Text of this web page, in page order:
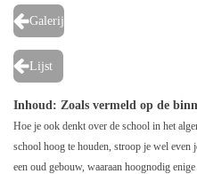
Galerij
Lijst
Inhoud : Zoals vermeld op de
Hoe je ook denkt over de school in het
school hoog te houden, stroop je wel
een oud gebouw, waaraan hoognodig